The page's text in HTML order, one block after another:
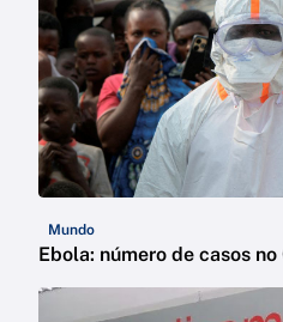
Mundo
Ebola: número de casos